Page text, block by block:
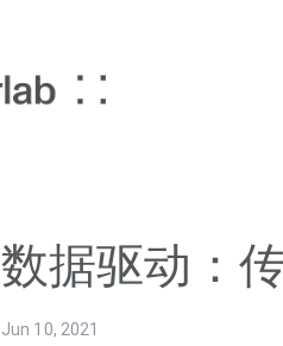
数据驱动：
Jun 10, 2021